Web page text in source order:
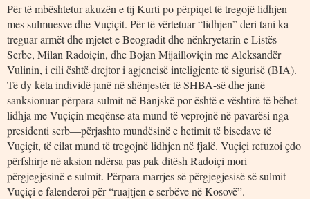
Për të mbështetur akuzën e tij Kurti po përpiqet të tregojë lidhjen
mes sulmuesve dhe Vuçiçit. Për të vërtetuar “lidhjen” deri tani ka
treguar armët dhe mjetet e Beogradit dhe nënkryetarin e Listës
Serbe, Milan Radoiçin, dhe Bojan Mijailloviçin me Aleksandër
Vulinin, i cili është drejtor i agjencisë inteligjente të sigurisë (BIA).
Të dy këta individë janë në shënjestër të SHBA-së dhe janë
sanksionuar përpara sulmit në Banjskë por është e vështirë të bëhet
lidhja me Vuçiçin meqënse ata mund të veprojnë në pavarësi nga
presidenti serb―përjashto mundësinë e hetimit të bisedave të
Vuçiçit, të cilat mund të tregojnë lidhjen në fjalë. Vuçiçi refuzoi çdo
përfshirje në aksion ndërsa pas pak ditësh Radoiçi mori
përgjegjësinë e sulmit. Përpara marrjes së përgjegjesisë së sulmit
Vuçiçi e falenderoi për “ruajtjen e serbëve në Kosovë”.